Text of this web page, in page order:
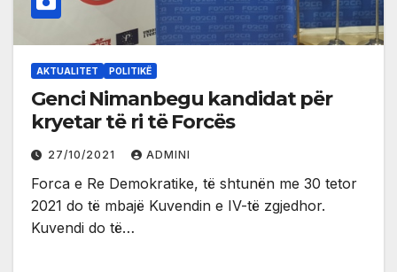
AKTUALITET POLITIKË
Genci Nimanbegu kandidat për
kryetar të ri të Forcës
27/10/2021 ADMINI
Forca e Re Demokratike, të shtunën me 30 tetor
2021 do të mbajë Kuvendin e IV-të zgjedhor.
Kuvendi do të…